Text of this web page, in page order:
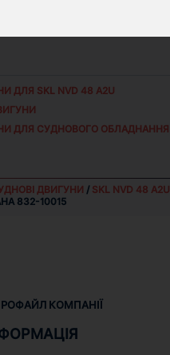
ДЛЯ SKL NVD 48 A2U
ДЛЯ СУДНОВОГО ОБЛАДНАННЯ
ДВИГУНИ / SKL NVD 48 A2U
832-10015
КОМПАНІЇ